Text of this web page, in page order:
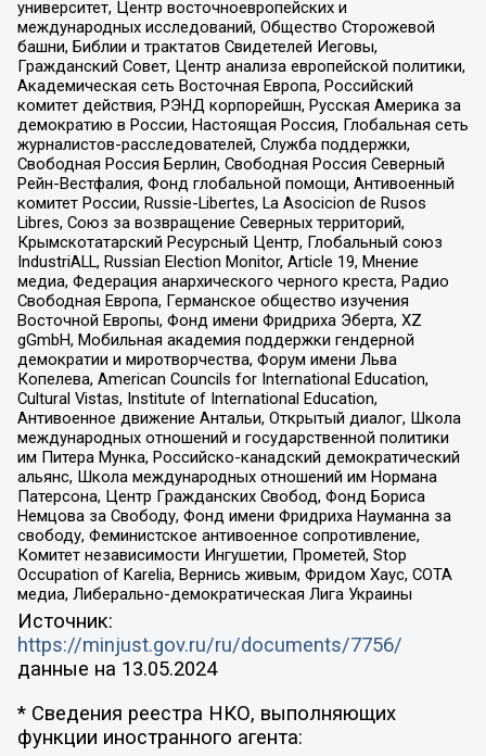
университет, Центр восточноевропейских и
международных исследований, Общество Сторожевой
башни, Библии и трактатов Свидетелей Иеговы,
Гражданский Совет, Центр анализа европейской политики,
Академическая сеть Восточная Европа, Российский
комитет действия, РЭНД корпорейшн, Русская Америка за
демократию в России, Настоящая Россия, Глобальная сеть
журналистов-расследователей, Служба поддержки,
Свободная Россия Берлин, Свободная Россия Северный
Рейн-Вестфалия, Фонд глобальной помощи, Антивоенный
комитет России, Russie-Libertes, La Asocicion de Rusos
Libres, Союз за возвращение Северных территорий,
Крымскотатарский Ресурсный Центр, Глобальный союз
IndustriALL, Russian Election Monitor, Article 19, Мнение
медиа, Федерация анархического черного креста, Радио
Свободная Европа, Германское общество изучения
Восточной Европы, Фонд имени Фридриха Эберта, XZ
gGmbH, Мобильная академия поддержки гендерной
демократии и миротворчества, Форум имени Льва
Копелева, American Councils for International Education,
Cultural Vistas, Institute of International Education,
Антивоенное движение Антальи, Открытый диалог, Школа
международных отношений и государственной политики
им Питера Мунка, Российско-канадский демократический
альянс, Школа международных отношений им Нормана
Патерсона, Центр Гражданских Свобод, Фонд Бориса
Немцова за Свободу, Фонд имени Фридриха Науманна за
свободу, Феминистское антивоенное сопротивление,
Комитет независимости Ингушетии, Прометей, Stop
Occupation of Karelia, Вернись живым, Фридом Хаус, СОТА
медиа, Либерально-демократическая Лига Украины
Источник:
https://minjust.gov.ru/ru/documents/7756/
данные на 13.05.2024
* Сведения реестра НКО, выполняющих
функции иностранного агента: